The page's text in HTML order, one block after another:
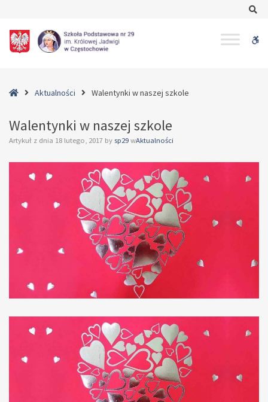
naszej
HomeAktualności Walentynki w naszej szkole
Walentynki w naszej szkole
Artykuł z dnia 18 lutego, 2017 by sp29 wAktualności